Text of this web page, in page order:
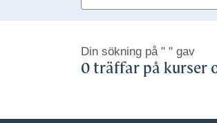
Din sökning på " " gav
0 träffar på kurser